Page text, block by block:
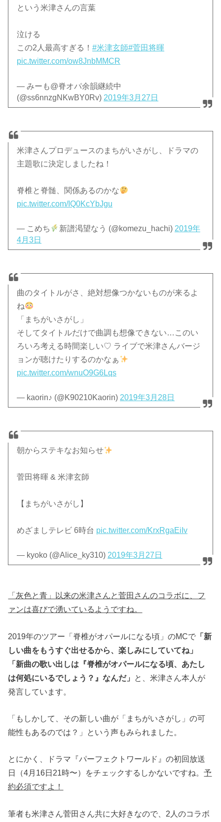
という米津さんの言葉
泣ける
この2人最高すぎる！#米津玄師#菅田将暉
pic.twitter.com/ow8JnbMMCR
— みーも@脊オパ余韻継続中
(@ss6nnzgNKwBY0Rv) 2019年3月27日
米津さんプロデュースのまちがいさがし、ドラマの
主題歌に決定しましたね！
脊椎と脊髄、関係あるのかな
pic.twitter.com/IQ0KcYbJgu
— こめち 新譜渇望なう (@komezu_hachi) 2019年
4月3日
曲のタイトルがさ、絶対想像つかないものが来るよ
ね
「まちがいさがし」
そしてタイトルだけで曲調も想像できない…このい
ろいろ考える時間楽しい♡ ライブで米津さんバージ
ョンが聴けたりするのかなぁ
pic.twitter.com/wnuO9G6Lqs
— kaorin♪ (@K90210Kaorin) 2019年3月28日
朝からステキなお知らせ
菅田将暉 & 米津玄師
【まちがいさがし】
めざましテレビ 6時台 pic.twitter.com/KrxRgaEiIv
— kyoko (@Alice_ky310) 2019年3月27日
「灰色と青」以来の米津さんと菅田さんのコラボに、フ
ァンは喜びで湧いているようですね。
2019年のツアー「脊椎がオパールになる頃」のMCで 「新
しい曲をもうすぐ出せるから、楽しみにしていてね」
「新曲の歌い出しは『脊椎がオパールになる頃、あたし
は何処にいるでしょう？』なんだ」 と、米津さん本人が
発言しています。
「もしかして、その新しい曲が「まちがいさがし」の可
能性もあるのでは？」という声もみられました。
とにかく、ドラマ『パーフェクトワールド』の初回放送
日（4月16日21時〜）をチェックするしかないですね。予
約必須ですよ！
筆者も米津さん菅田さん共に大好きなので、2人のコラボ